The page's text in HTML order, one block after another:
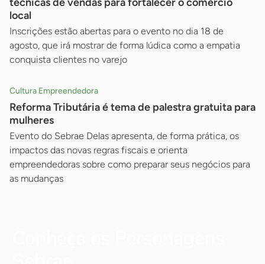
técnicas de vendas para fortalecer o comércio
local
Inscrições estão abertas para o evento no dia 18 de
agosto, que irá mostrar de forma lúdica como a empatia
conquista clientes no varejo
Cultura Empreendedora
Reforma Tributária é tema de palestra gratuita para
mulheres
Evento do Sebrae Delas apresenta, de forma prática, os
impactos das novas regras fiscais e orienta
empreendedoras sobre como preparar seus negócios para
as mudanças